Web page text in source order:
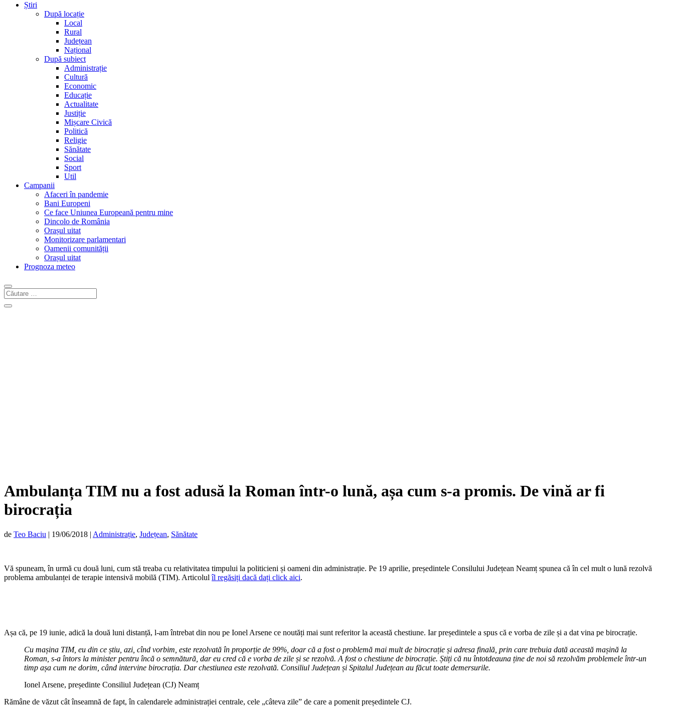
Știri
După locație
Local
Rural
Județean
Național
După subiect
Administrație
Cultură
Economic
Educație
Actualitate
Justiție
Mișcare Civică
Politică
Religie
Sănătate
Social
Sport
Util
Campanii
Afaceri în pandemie
Bani Europeni
Ce face Uniunea Europeană pentru mine
Dincolo de România
Orașul uitat
Monitorizare parlamentari
Oamenii comunității
Orașul uitat
Prognoza meteo
Ambulanța TIM nu a fost adusă la Roman într-o lună, așa cum s-a promis. De vină ar fi
birocrația
de Teo Baciu | 19/06/2018 | Administrație, Județean, Sănătate
Vă spuneam, în urmă cu două luni, cum stă treaba cu relativitatea timpului la politicieni și oameni din administrație. Pe 19 aprilie, președintele Consilului Județean Neamț spunea că în cel mult o lună rezolvă
problema ambulanței de terapie intensivă mobilă (TIM). Articolulîl regăsiți dacă dați click aici.
Așa că, pe 19 iunie, adică la două luni distanță, l-am întrebat din nou pe Ionel Arsene ce noutăți mai sunt referitor la această chestiune. Iar președintele a spus că e vorba de zile și a dat vina pe birocrație.
Cu mașina TIM, eu din ce știu, azi, cînd vorbim, este rezolvată în proporție de 99%, doar că a fost o problemă mai mult de birocrație și adresa finală, prin care trebuia dată această mașină la
Roman, s-a întors la minister pentru încă o semnătură, dar eu cred că e vorba de zile și se rezolvă. A fost o chestiune de birocrație. Știți că nu întotdeauna ține de noi să rezolvăm problemele într-un
timp așa cum ne dorim, când intervine birocrația. Dar chestiunea este rezolvată. Consiliul Județean și Spitalul Județean au făcut toate demersurile.
Ionel Arsene, președinte Consiliul Județean (CJ) Neamț
Rămâne de văzut cât înseamnă de fapt, în calendarele administrației centrale, cele „câteva zile” de care a pomenit președintele CJ.